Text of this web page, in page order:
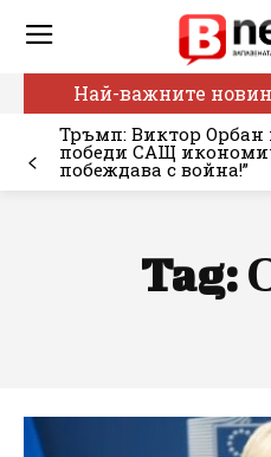
Най-важните
Тръмп: Виктор Орбан
победи САЩ
побеждава с война!”
Tag: